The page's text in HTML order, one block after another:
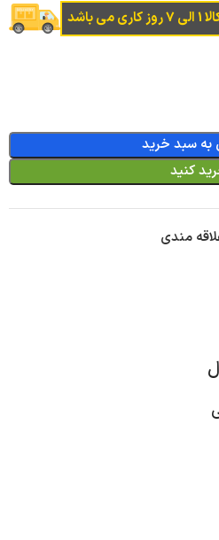
باشد
به سبد خرید
کنید
مندی